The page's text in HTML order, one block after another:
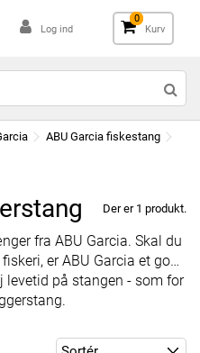
Log ind
0
Kurv
ABU Garcia fiskestang
Der er 1 produkt.
fra ABU Garcia. Skal du
er ABU Garcia et godt
på stangen - som for